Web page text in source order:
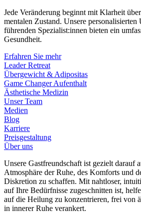
Jede Veränderung beginnt mit Klarheit
mentalen Zustand. Unsere personalisierten
führenden Spezialist:innen bieten ein
Gesundheit.
Erfahren Sie mehr
Leader Retreat
Übergewicht & Adipositas
Game Changer Aufenthalt
Ästhetische Medizin
Unser Team
Medien
Blog
Karriere
Preisgestaltung
Über uns
Unsere Gastfreundschaft ist gezielt darauf
Atmosphäre der Ruhe, des Komforts und
Diskretion zu schaffen. Mit nahtloser,
auf Ihre Bedürfnisse zugeschnitten ist,
auf die Heilung zu konzentrieren, frei von
in innerer Ruhe verankert.